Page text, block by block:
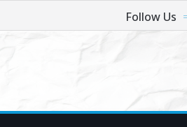
Follow Us